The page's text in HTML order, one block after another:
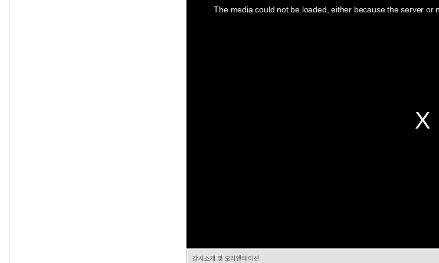
The media could not be loaded, either because the server or
강사소개 및 오리엔테이션